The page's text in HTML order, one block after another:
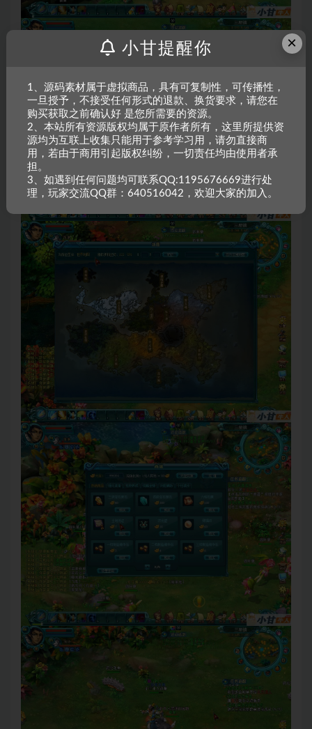
×
小甘提醒你
1、源码素材属于虚拟商品，具有可复制性，可传播性，
一旦授予，不接受任何形式的退款、换货要求，请您在
购买获取之前确认好 是您所需要的资源。
2、本站所有资源版权均属于原作者所有，这里所提供资
源均为互联上收集只能用于参考学习用，请勿直接商
用，若由于商用引起版权纠纷，一切责任均由使用者承
担。
3、如遇到任何问题均可联系QQ:1195676669进行处
理，玩家交流QQ群：640516042，欢迎大家的加入。